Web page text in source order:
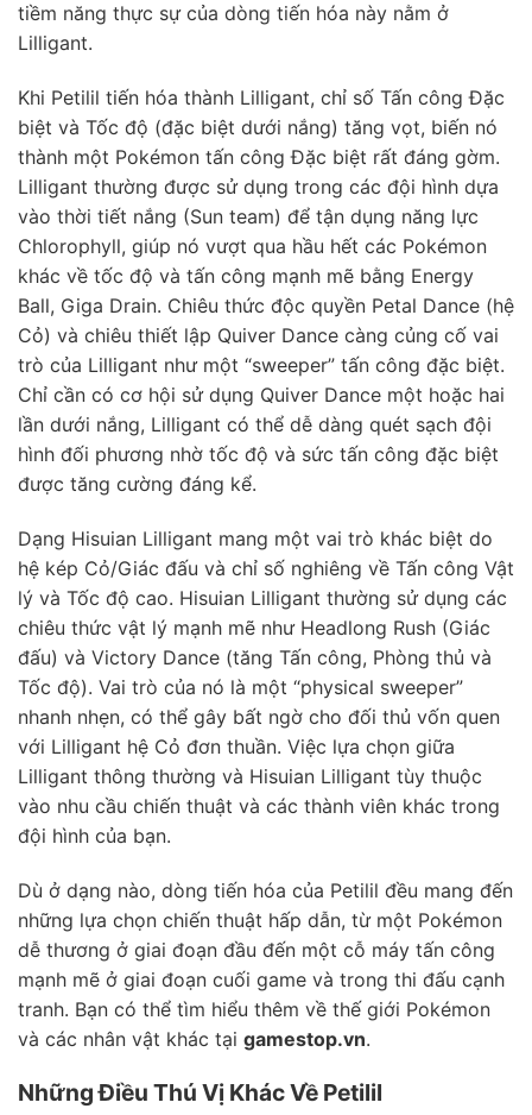
tiềm năng thực sự của dòng tiến hóa này nằm ở
Lilligant.
Khi Petilil tiến hóa thành Lilligant, chỉ số Tấn công Đặc
biệt và Tốc độ (đặc biệt dưới nắng) tăng vọt, biến nó
thành một Pokémon tấn công Đặc biệt rất đáng gờm.
Lilligant thường được sử dụng trong các đội hình dựa
vào thời tiết nắng (Sun team) để tận dụng năng lực
Chlorophyll, giúp nó vượt qua hầu hết các Pokémon
khác về tốc độ và tấn công mạnh mẽ bằng Energy
Ball, Giga Drain. Chiêu thức độc quyền Petal Dance (hệ
Cỏ) và chiêu thiết lập Quiver Dance càng củng cố vai
trò của Lilligant như một “sweeper” tấn công đặc biệt.
Chỉ cần có cơ hội sử dụng Quiver Dance một hoặc hai
lần dưới nắng, Lilligant có thể dễ dàng quét sạch đội
hình đối phương nhờ tốc độ và sức tấn công đặc biệt
được tăng cường đáng kể.
Dạng Hisuian Lilligant mang một vai trò khác biệt do
hệ kép Cỏ/Giác đấu và chỉ số nghiêng về Tấn công Vật
lý và Tốc độ cao. Hisuian Lilligant thường sử dụng các
chiêu thức vật lý mạnh mẽ như Headlong Rush (Giác
đấu) và Victory Dance (tăng Tấn công, Phòng thủ và
Tốc độ). Vai trò của nó là một “physical sweeper”
nhanh nhẹn, có thể gây bất ngờ cho đối thủ vốn quen
với Lilligant hệ Cỏ đơn thuần. Việc lựa chọn giữa
Lilligant thông thường và Hisuian Lilligant tùy thuộc
vào nhu cầu chiến thuật và các thành viên khác trong
đội hình của bạn.
Dù ở dạng nào, dòng tiến hóa của Petilil đều mang đến
những lựa chọn chiến thuật hấp dẫn, từ một Pokémon
dễ thương ở giai đoạn đầu đến một cỗ máy tấn công
mạnh mẽ ở giai đoạn cuối game và trong thi đấu cạnh
tranh. Bạn có thể tìm hiểu thêm về thế giới Pokémon
và các nhân vật khác tại gamestop.vn.
Những Điều Thú Vị Khác Về Petilil